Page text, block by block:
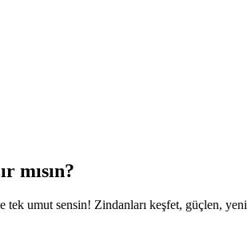
mısın?
umut sensin! Zindanları keşfet, güçlen,